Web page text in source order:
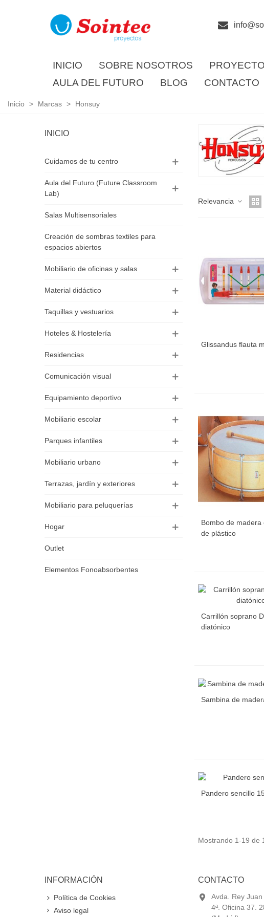
INICIO SOBRE NOSOTROS
AULA DEL FUTURO
BLOG CONTACTO
Inicio > Marcas > Honsuy
INICIO
Cuidamos de tu centro
Aula del Futuro (Future Classroom
Lab)
Salas Multisensoriales
Creación de sombras textiles para
espacios abiertos
Mobiliario de oficinas y salas
Material didáctico
Taquillas y vestuarios
Hoteles & Hostelería
Residencias
Comunicación visual
Equipamiento deportivo
Mobiliario escolar
Parques infantiles
Mobiliario urbano
Terrazas, jardín y exteriores
Mobiliario para peluquerías
Hogar
Outlet
Elementos Fonoabsorbentes
Relevancia
Glissandus flauta
Bombo de madera
de plástico
Carrillón soprano
diatónico
Sambina de
Pandero sencillo
Mostrando 1-19 de
INFORMACIÓN
Política de Cookies
Aviso legal
CONTACTO
Avda. Rey
4ª. Oficina 37.